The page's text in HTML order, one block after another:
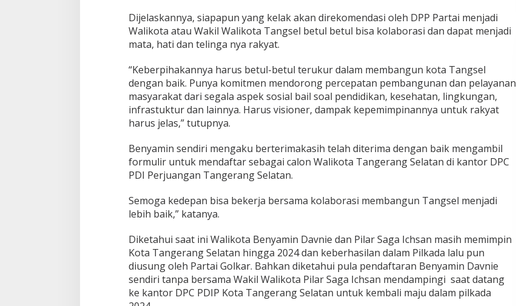
Dijelaskannya, siapapun yang kelak akan direkomendasi oleh DPP Partai menjadi
Walikota atau Wakil Walikota Tangsel betul betul bisa kolaborasi dan dapat menjadi
mata, hati dan telinga nya rakyat.
“Keberpihakannya harus betul-betul terukur dalam membangun kota Tangsel
dengan baik. Punya komitmen mendorong percepatan pembangunan dan pelayanan
masyarakat dari segala aspek sosial bail soal pendidikan, kesehatan, lingkungan,
infrastuktur dan lainnya. Harus visioner, dampak kepemimpinannya untuk rakyat
harus jelas,” tutupnya.
Benyamin sendiri mengaku berterimakasih telah diterima dengan baik mengambil
formulir untuk mendaftar sebagai calon Walikota Tangerang Selatan di kantor DPC
PDI Perjuangan Tangerang Selatan.
Semoga kedepan bisa bekerja bersama kolaborasi membangun Tangsel menjadi
lebih baik,” katanya.
Diketahui saat ini Walikota Benyamin Davnie dan Pilar Saga Ichsan masih memimpin
Kota Tangerang Selatan hingga 2024 dan keberhasilan dalam Pilkada lalu pun
diusung oleh Partai Golkar. Bahkan diketahui pula pendaftaran Benyamin Davnie
sendiri tanpa bersama Wakil Walikota Pilar Saga Ichsan mendampingi saat datang
ke kantor DPC PDIP Kota Tangerang Selatan untuk kembali maju dalam pilkada